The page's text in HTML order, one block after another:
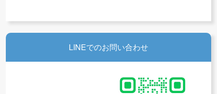
LINEでのお問い合わせ